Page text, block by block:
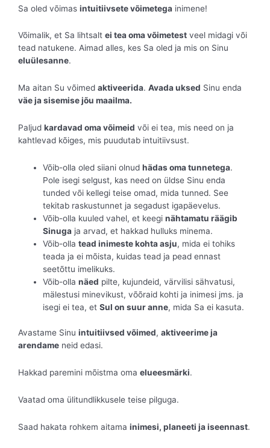
Sa oled võimasintuitiivsete võimetega inimene!
Võimalik, et Sa lihtsaltei tea oma võimetest veel midagi või
tead natukene. Aimad alles, kes Sa oled ja mis on Sinu
eluülesanne.
Ma aitan Su võimedaktiveerida.Avada uksed Sinu enda
väe ja sisemise jõu maailma.
Paljudkardavad oma võimeid või ei tea, mis need on ja
kahtlevad kõiges, mis puudutab intuitiivsust.
Võib-olla oled siiani olnudhädas oma tunnetega.
Pole isegi selgust, kas need on üldse Sinu enda
tunded või kellegi teise omad, mida tunned. See
tekitab raskustunnet ja segadust igapäevelus.
Võib-olla kuuled vahel, et keeginähtamatu räägib
Sinuga ja arvad, et hakkad hulluks minema.
Võib-ollatead inimeste kohta asju, mida ei tohiks
teada ja ei mõista, kuidas tead ja pead ennast
seetõttu imelikuks.
Võib-ollanäed pilte, kujundeid, värvilisi sähvatusi,
mälestusi minevikust, võõraid kohti ja inimesi jms. ja
isegi ei tea, etSul on suur anne, mida Sa ei kasuta.
Avastame Sinuintuitiivsed võimed,aktiveerime ja
arendame neid edasi.
Hakkad paremini mõistma omaelueesmärki.
Vaatad oma ülitundlikkusele teise pilguga.
Saad hakata rohkem aitamainimesi, planeeti ja iseennast.